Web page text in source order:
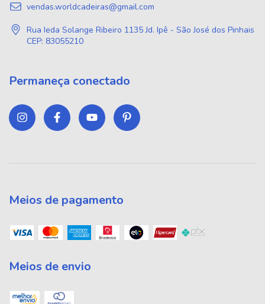
vendas.worldcadeiras@gmail.com
Rua Ieda Solange Ribeiro 1135 Jd. Ipê - São José dos Pinhais
CEP: 83055210
Permaneça conectado
Meios de pagamento
Meios de envio